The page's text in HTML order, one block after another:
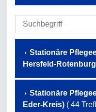
Stationäre
Hersfeld-
Stationäre
Eder-Kreis) ( 44